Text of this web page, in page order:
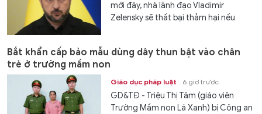
mới đây, nhà lãnh đạo Vladimir
Zelensky sẽ thất bại thảm hại nếu
Bắt khẩn cấp bảo mẫu dùng dây thun bật vào chân
trẻ ở trường mầm non
Giáo dục pháp luật 6 giờ trước
GD&TĐ - Triệu Thị Tâm (giáo viên
Trường Mầm non Lá Xanh) bị Công an